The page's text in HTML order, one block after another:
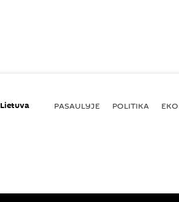
Lietuva PASAULYJE POLITIKA